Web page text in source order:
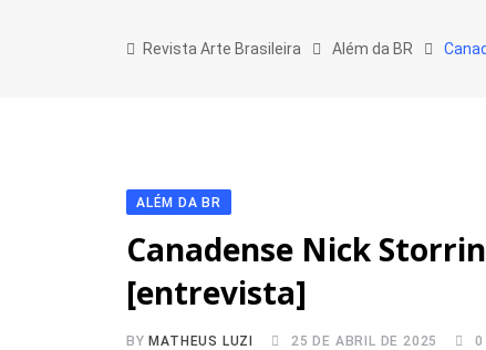
Revista Arte Brasileira Além da BR
ALÉM DA BR
Canadense Nick
[entrevista]
BY MATHEUS LUZI 25 DE ABRIL DE 2025 0